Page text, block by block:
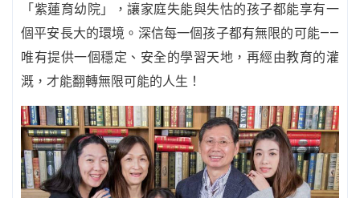
「紫蓮育幼院」，讓家庭失能與失怙的孩子都能享有一
個平安長大的環境。深信每一個孩子都有無限的可能——
唯有提供一個穩定、安全的學習天地，再經由教育的灌
溉，才能翻轉無限可能的人生！